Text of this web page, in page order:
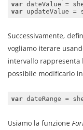
var dateValue =
var updateValue =
Successivamente,
vogliamo iterare
intervallo rappresenta
possibile modificarlo
var dateRange =
Usiamo la funzione